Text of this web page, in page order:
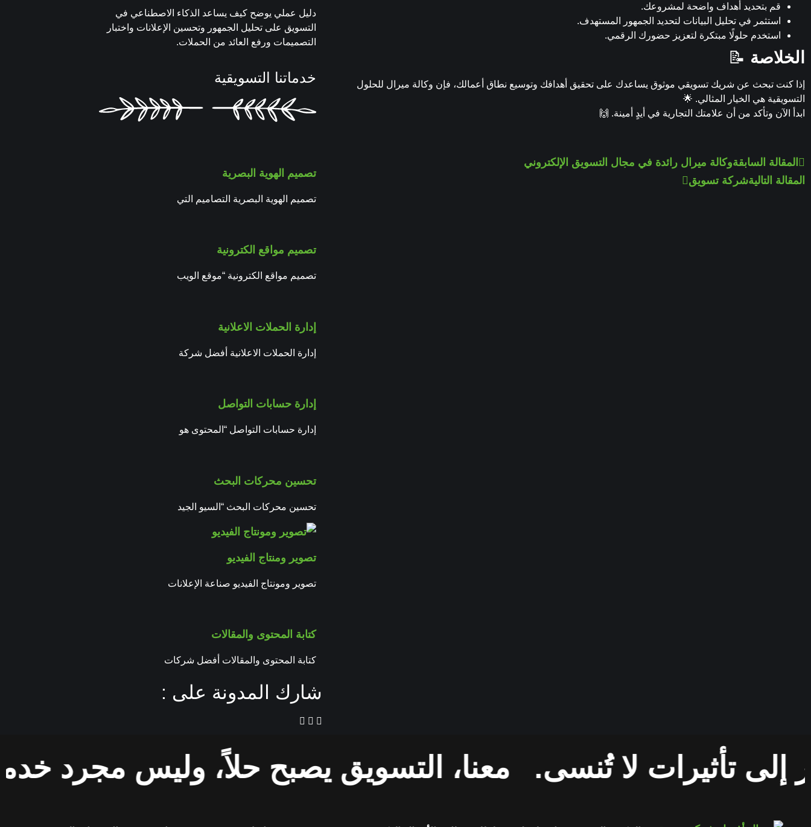
قم بتحديد أهداف واضحة لمشروعك.
استثمر في تحليل البيانات لتحديد الجمهور المستهدف.
استخدم حلولًا مبتكرة لتعزيز حضورك الرقمي.
الخلاصة 📝
إذا كنت تبحث عن شريك تسويقي موثوق يساعدك على تحقيق أهدافك وتوسيع نطاق أعمالك، فإن وكالة ميرال للحلول
التسويقية هي الخيار المثالي. 🌟
ابدأ الآن وتأكد من أن علامتك التجارية في أيدٍ أمينة. 🙌
المقالة السابقةوكالة ميرال رائدة في مجال التسويق الإلكتروني
المقالة التاليةشركة تسويق
دليل عملي يوضح كيف يساعد الذكاء الاصطناعي في
التسويق على تحليل الجمهور وتحسين الإعلانات واختبار
التصميمات ورفع العائد من الحملات.
خدماتنا التسويقية
تصميم الهوية البصرية
تصميم الهوية البصرية التصاميم التي
تصميم مواقع الكترونية
تصميم مواقع الكترونية “موقع الويب
إدارة الحملات الاعلانية
إدارة الحملات الاعلانية أفضل شركة
إدارة حسابات التواصل
إدارة حسابات التواصل “المحتوى هو
تحسين محركات البحث
تحسين محركات البحث “السيو الجيد
تصوير ومنتاج الفيديو
تصوير ومونتاج الفيديو صناعة الإعلانات
كتابة المحتوى والمقالات
كتابة المحتوى والمقالات أفضل شركات
شارك المدونة على :
معنا، التسويق يصبح حلاً، وليس مجرد خدمة. لا تُنسى.